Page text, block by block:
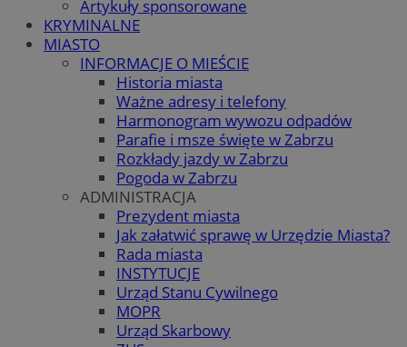
Artykuły sponsorowane
KRYMINALNE
MIASTO
INFORMACJE O MIEŚCIE
Historia miasta
Ważne adresy i telefony
Harmonogram wywozu odpadów
Parafie i msze święte w Zabrzu
Rozkłady jazdy w Zabrzu
Pogoda w Zabrzu
ADMINISTRACJA
Prezydent miasta
Jak załatwić sprawę w Urzędzie Miasta?
Rada miasta
INSTYTUCJE
Urząd Stanu Cywilnego
MOPR
Urząd Skarbowy